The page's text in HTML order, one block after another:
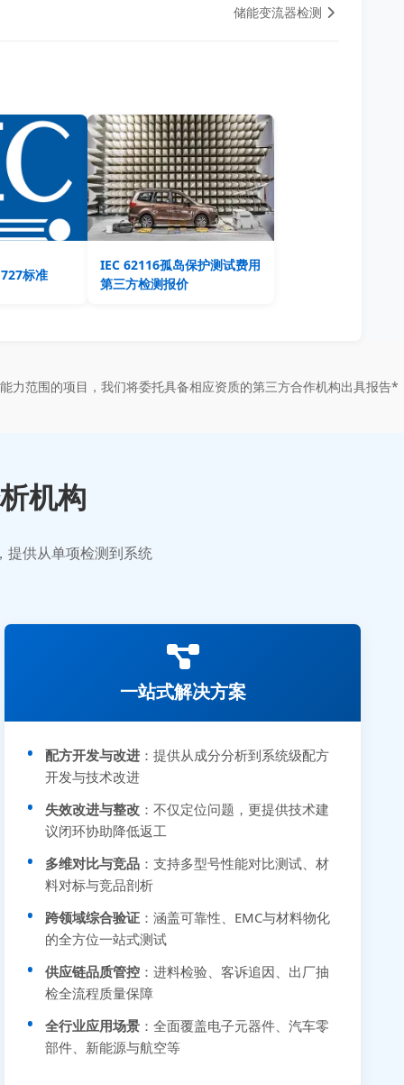
储能变流器检测
标准
IEC 62116孤岛保护测试费用
第三方检测报价
力范围的项目，我们将委托具备相应资质的第三方合作机构出具报告*
机构
提供从单项检测到系统
一站式解决方案
配方开发与改进 ：提供从成分分析到系统级配方
开发与技术改进
失效改进与整改 ：不仅定位问题，更提供技术建
议闭环协助降低返工
多维对比与竞品 ：支持多型号性能对比测试、材
料对标与竞品剖析
跨领域综合验证 ：涵盖可靠性、EMC与材料物化
的全方位一站式测试
供应链品质管控 ：进料检验、客诉追因、出厂抽
检全流程质量保障
全行业应用场景 ：全面覆盖电子元器件、汽车零
部件、新能源与航空等